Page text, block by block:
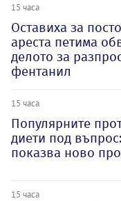
15 часа
Оставиха за
ареста петима
делото за
фентанил
15 часа
Популярните
диети под
показва ново
15 часа